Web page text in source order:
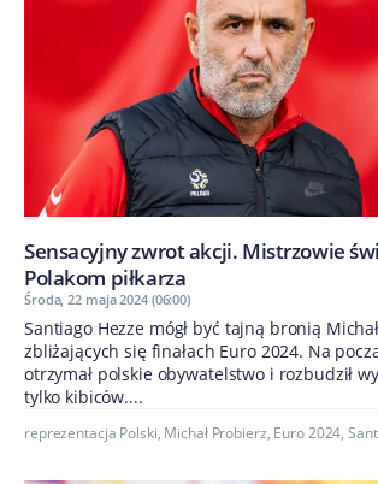
Sensacyjny zwrot akcji. Mistrzowie
Polakom piłkarza
Środa, 22 maja 2024 (06:00)
Santiago Hezze mógł być tajną bronią
zbliżających się finałach Euro 2024. Na
otrzymał polskie obywatelstwo i rozbudził
tylko kibiców....
reprezentacja Polski, Michał Probierz, Euro 2024,